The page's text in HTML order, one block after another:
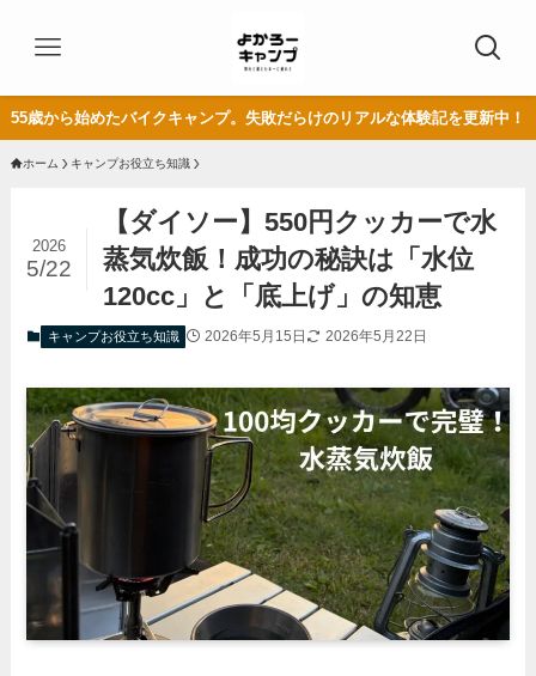
55歳から始めたバイクキャンプ。失敗だらけのリアルな体験記を更新中！
ホーム キャンプお役立ち知識
【ダイソー】550円クッカーで水
蒸気炊飯！成功の秘訣は「水位
120cc」と「底上げ」の知恵
2026
5/22
キャンプお役立ち知識 2026年5月15日 2026年5月22日